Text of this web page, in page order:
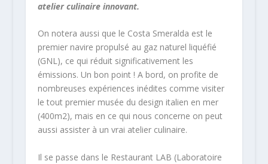
atelier culinaire innovant.
On notera aussi que le Costa Smeralda est le
premier navire propulsé au gaz naturel liquéfié
(GNL), ce qui réduit significativement les
émissions. Un bon point ! A bord, on profite de
nombreuses expériences inédites comme visiter
le tout premier musée du design italien en mer
(400m2), mais en ce qui nous concerne on peut
aussi assister à un vrai atelier culinaire.
Il se passe dans le Restaurant LAB (Laboratoire